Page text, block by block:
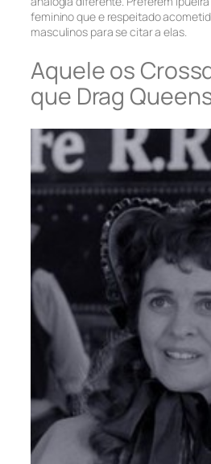
feminino que e respeitado
masculinos para se citar a elas.
Aquele os
que Drag